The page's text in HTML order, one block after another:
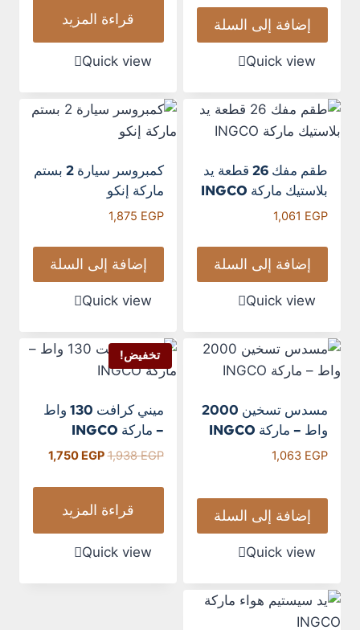
إضافة إلى السلة
Quick view
قراءة المزيد
Quick view
طقم مفك 26 قطعة يد
بلاستيك ماركة INGCO
1,061 EGP
إضافة إلى السلة
Quick view
كمبروسر سيارة 2 بستم
ماركة إنكو
1,875 EGP
إضافة إلى السلة
Quick view
مسدس تسخين 2000
واط – ماركة INGCO
1,063 EGP
إضافة إلى السلة
Quick view
تخفيض!
ميني كرافت 130 واط
– ماركة INGCO
1,938EGP
1,750 EGP
قراءة المزيد
Quick view